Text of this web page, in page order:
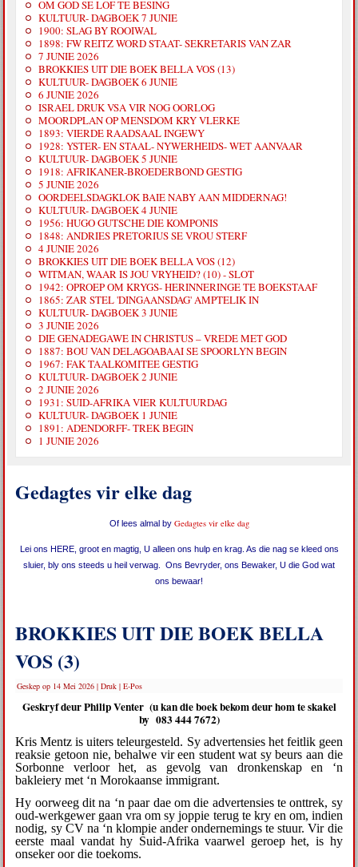
OM GOD SE LOF TE BESING
KULTUUR- DAGBOEK 7 JUNIE
1900: SLAG BY ROOIWAL
1898: FW REITZ WORD STAAT- SEKRETARIS VAN ZAR
7 JUNIE 2026
BROKKIES UIT DIE BOEK BELLA VOS (13)
KULTUUR- DAGBOEK 6 JUNIE
6 JUNIE 2026
ISRAEL DRUK VSA VIR NOG OORLOG
MOORDPLAN OP MENSDOM KRY VLERKE
1893: VIERDE RAADSAAL INGEWY
1928: YSTER- EN STAAL- NYWERHEIDS- WET AANVAAR
KULTUUR- DAGBOEK 5 JUNIE
1918: AFRIKANER-BROEDERBOND GESTIG
5 JUNIE 2026
OORDEELSDAGKLOK BAIE NABY AAN MIDDERNAG!
KULTUUR- DAGBOEK 4 JUNIE
1956: HUGO GUTSCHE DIE KOMPONIS
1848: ANDRIES PRETORIUS SE VROU STERF
4 JUNIE 2026
BROKKIES UIT DIE BOEK BELLA VOS (12)
WITMAN, WAAR IS JOU VRYHEID? (10) - SLOT
1942: OPROEP OM KRYGS- HERINNERINGE TE BOEKSTAAF
1865: ZAR STEL 'DINGAANSDAG' AMPTELIK IN
KULTUUR- DAGBOEK 3 JUNIE
3 JUNIE 2026
DIE GENADEGAWE IN CHRISTUS – VREDE MET GOD
1887: BOU VAN DELAGOABAAI SE SPOORLYN BEGIN
1967: FAK TAALKOMITEE GESTIG
KULTUUR- DAGBOEK 2 JUNIE
2 JUNIE 2026
1931: SUID-AFRIKA VIER KULTUURDAG
KULTUUR- DAGBOEK 1 JUNIE
1891: ADENDORFF- TREK BEGIN
1 JUNIE 2026
Gedagtes vir elke dag
Of lees almal by Gedagtes vir elke dag
Lei ons HERE, groot en magtig, U alleen ons hulp en krag. As die nag se kleed ons
sluier, bly ons steeds u heil verwag. Ons Bevryder, ons Bewaker, U die God wat
ons bewaar!
BROKKIES UIT DIE BOEK BELLA
VOS (3)
Geskep op 14 Mei 2026 |Druk |E-Pos
Geskryf deur Philip Venter (u kan die boek bekom deur hom te skakel
by 083 444 7672)
Kris Mentz is uiters teleurgesteld. Sy advertensies het feitlik geen
reaksie getoon nie, behalwe vir een student wat sy beurs aan die
Sorbonne verloor het, as gevolg van dronkenskap en ‘n
bakleiery met ‘n Morokaanse immigrant.
Hy oorweeg dit na ‘n paar dae om die advertensies te onttrek, sy
oud-werkgewer gaan vra om sy joppie terug te kry en om, indien
nodig, sy CV na ‘n klompie ander ondernemings te stuur. Vir die
eerste maal vandat hy Suid-Afrika vaarwel geroep het, is hy
onseker oor die toekoms.